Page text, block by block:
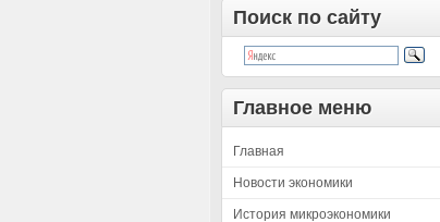
Поиск по сайту
Главное меню
Главная
Новости экономики
История микроэкономики